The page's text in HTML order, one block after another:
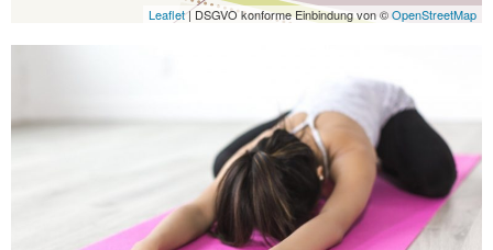
Leaflet| DSGVO konforme Einbindung von ©OpenStreetMap